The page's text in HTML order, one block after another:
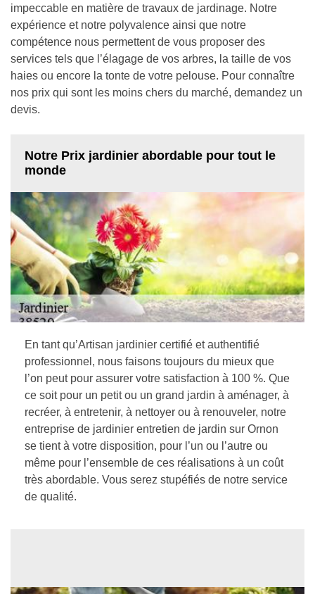
impeccable en matière de travaux de jardinage. Notre
expérience et notre polyvalence ainsi que notre
compétence nous permettent de vous proposer des
services tels que l’élagage de vos arbres, la taille de vos
haies ou encore la tonte de votre pelouse. Pour connaître
nos prix qui sont les moins chers du marché, demandez un
devis.
Notre Prix jardinier abordable pour tout le
monde
En tant qu’Artisan jardinier certifié et authentifié
professionnel, nous faisons toujours du mieux que
l’on peut pour assurer votre satisfaction à 100 %. Que
ce soit pour un petit ou un grand jardin à aménager, à
recréer, à entretenir, à nettoyer ou à renouveler, notre
entreprise de jardinier entretien de jardin sur Ornon
se tient à votre disposition, pour l’un ou l’autre ou
même pour l’ensemble de ces réalisations à un coût
très abordable. Vous serez stupéfiés de notre service
de qualité.